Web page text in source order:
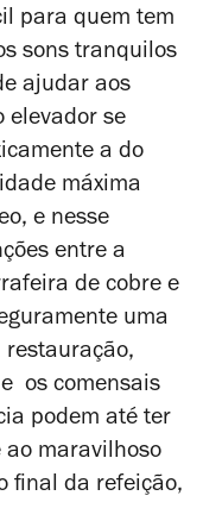
para quem tem
sons tranquilos
ajudar aos
elevador se
a do
máxima
e nesse
entre a
de cobre e
uma
os comensais
podem até ter
ao maravilhoso
final da refeição,